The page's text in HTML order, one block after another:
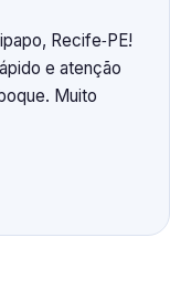
Recife‑PE!
e atenção
Muito